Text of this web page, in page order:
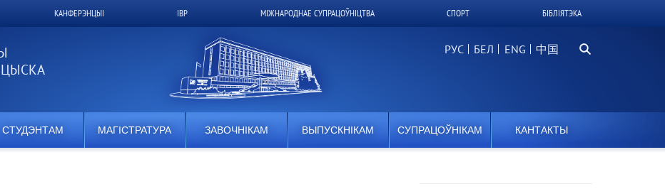
КАНФЕРЭНЦЫІ ІВР МІЖНАРОДНАЕ СУПРАЦОЎНІЦТВА СПОРТ БІБЛІЯТЭКА
РУС БЕЛ 中国 Пошук
СТУДЭНТАМ МАГІСТРАТУРА ЗАВОЧНІКАМ ВЫПУСКНІКАМ СУПРАЦОЎНІКАМ КАНТАКТЫ